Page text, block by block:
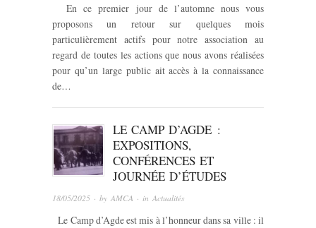
En ce premier jour de l’automne nous vous
proposons un retour sur quelques mois
particulièrement actifs pour notre association au
regard de toutes les actions que nous avons réalisées
pour qu’un large public ait accès à la connaissance
de…
LE CAMP D’AGDE :
EXPOSITIONS,
CONFÉRENCES ET
JOURNÉE D’ÉTUDES
18/05/2025 · by AMCA · in Actualités
Le Camp d’Agde est mis à l’honneur dans sa ville : il